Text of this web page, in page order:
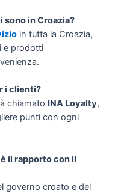
sono in Croazia?
in tutta la Croazia,
e prodotti
i clienti?
chiamato INA Loyalty,
punti con ogni
il rapporto con il
governo croato e del